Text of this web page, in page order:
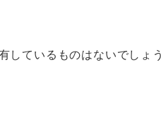
しているものはないでしょ